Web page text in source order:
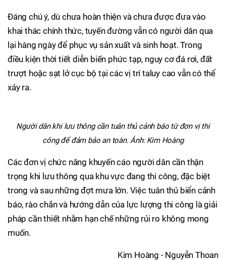
Đáng chú ý, dù chưa hoàn thiện và chưa được đưa vào
khai thác chính thức, tuyến đường vẫn có người dân qua
lại hàng ngày để phục vụ sản xuất và sinh hoạt. Trong
điều kiện thời tiết diễn biến phức tạp, nguy cơ đá rơi, đất
trượt hoặc sạt lở cục bộ tại các vị trí taluy cao vẫn có thể
xảy ra.
Người dân khi lưu thông cần tuân thủ cảnh báo từ đơn vị thi
công để đảm bảo an toàn. Ảnh: Kim Hoàng
Các đơn vị chức năng khuyến cáo người dân cần thận
trọng khi lưu thông qua khu vực đang thi công, đặc biệt
trong và sau những đợt mưa lớn. Việc tuân thủ biển cảnh
báo, rào chắn và hướng dẫn của lực lượng thi công là giải
pháp cần thiết nhằm hạn chế những rủi ro không mong
muốn.
Kim Hoàng - Nguyễn Thoan